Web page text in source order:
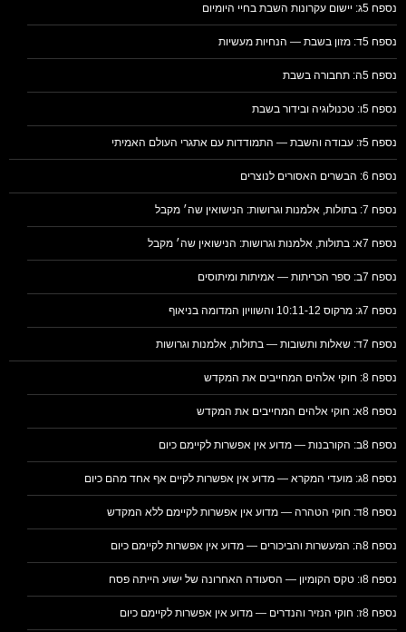
נספח 5ג: יישום עקרונות השבת בחיי היומיום
נספח 5ד: מזון בשבת — הנחיות מעשיות
נספח 5ה: תחבורה בשבת
נספח 5ו: טכנולוגיה ובידור בשבת
נספח 5ז: עבודה והשבת — התמודדות עם אתגרי העולם האמיתי
נספח 6: הבשרים האסורים לנוצרים
נספח 7: בתולות, אלמנות וגרושות: הנישואין שה׳ מקבל
נספח 7א: בתולות, אלמנות וגרושות: הנישואין שה׳ מקבל
נספח 7ב: ספר הכריתות — אמיתות ומיתוסים
נספח 7ג: מרקוס 10:11-12 והשוויון המדומה בניאוף
נספח 7ד: שאלות ותשובות — בתולות, אלמנות וגרושות
נספח 8: חוקי אלהים המחייבים את המקדש
נספח 8א: חוקי אלהים המחייבים את המקדש
נספח 8ב: הקורבנות — מדוע אין אפשרות לקיימם כיום
נספח 8ג: מועדי המקרא — מדוע אין אפשרות לקיים אף אחד מהם כיום
נספח 8ד: חוקי הטהרה — מדוע אין אפשרות לקיימם ללא המקדש
נספח 8ה: המעשרות והביכורים — מדוע אין אפשרות לקיימם כיום
נספח 8ו: טקס הקומיון — הסעודה האחרונה של ישוע הייתה פסח
נספח 8ז: חוקי הנזיר והנדרים — מדוע אין אפשרות לקיימם כיום